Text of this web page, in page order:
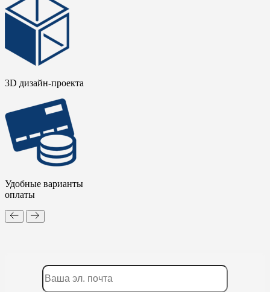
3D дизайн-проекта
Удобные варианты
оплаты